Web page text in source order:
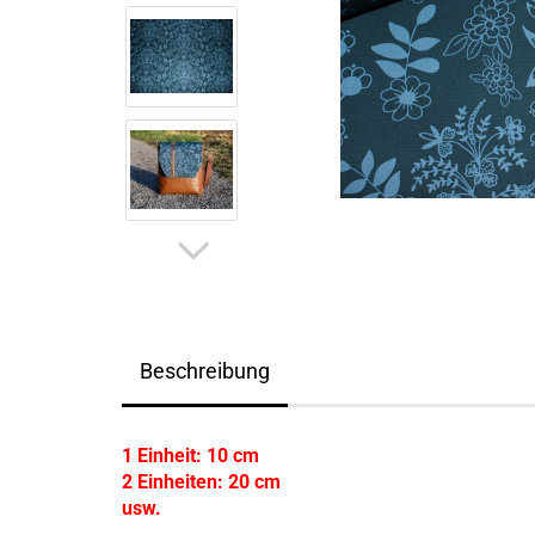
Beschreibung
1 Einheit: 10 cm
2 Einheiten: 20 cm
usw.